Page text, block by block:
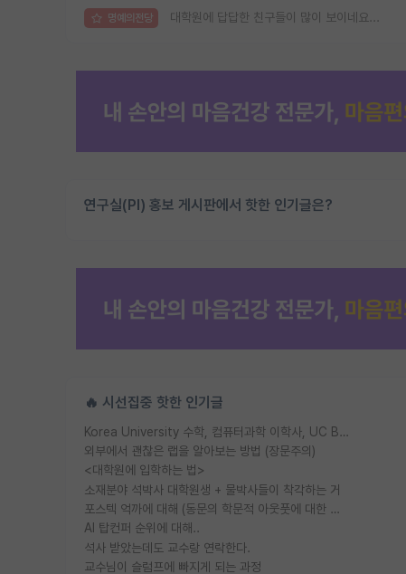
명예의전당 대학원에 답답한 친구들이 많이 보이네요...
연구실(PI) 홍보 게시판에서 핫한 인기글은?
🔥 시선집중 핫한 인기글
Korea University 수학, 컴퓨터과학 이학사, UC Berkeley 산업공학 대학원 공학박사가 되는 것은 쉽지 않겠죠?
외부에서 괜찮은 랩을 알아보는 방법 (장문주의)
<대학원에 입학하는 법>
소재분야 석박사 대학원생 + 물박사들이 착각하는 거
포스텍 억까에 대해 (동문의 학문적 아웃풋에 대한 반박)
AI 탑컨퍼 순위에 대해..
석사 받았는데도 교수랑 연락한다.
교수님이 슬럼프에 빠지게 되는 과정